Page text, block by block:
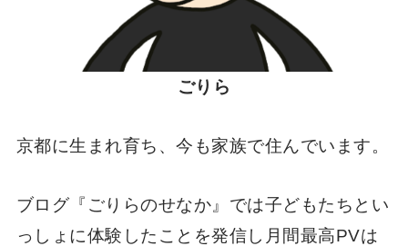
ごりら
京都に生まれ育ち、今も家族で住んでいます。
ブログ『ごりらのせなか』では子どもたちとい
っしょに体験したことを発信し月間最高PVは